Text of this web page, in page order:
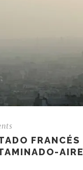
FRANCÉS
AIRE